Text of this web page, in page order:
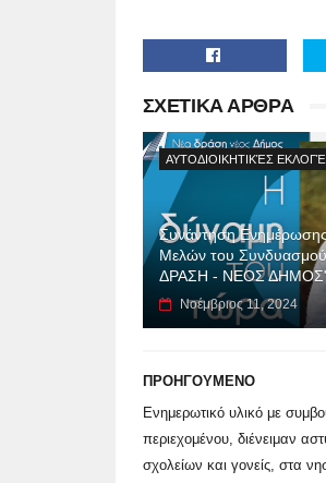
ΣΧΕΤΙΚΑ ΑΡΘΡΑ
ΑΥΤΟΔΙΟΙΚΗΤΙΚΈΣ
Συνάντηση
Μελών του
ΔΡΑΣΗ - ΝΕΟΣ
Νοέμβριος 11, 2024
ΠΡΟΗΓΟΥΜΕΝΟ
Ενημερωτικό υλικό με
περιεχομένου, διένειμαν
σχολείων και γονείς, στα